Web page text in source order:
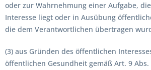
oder zur Wahrnehmung einer Aufgabe,
Interesse liegt oder in Ausübung
die dem Verantwortlichen übertragen
(3) aus Gründen des öffentlichen
öffentlichen Gesundheit gemäß Art. 9